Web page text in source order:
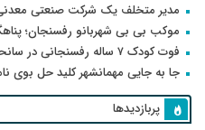
مدیر متخلف یک شرکت صنعتی معدنی
موکب بی بی شهربانو رفسنجان؛
فوت کودک ۷ ساله رفسنجانی در سانحه رانندگی
جا به جایی مهمانشهر کلید حل بوی
پربازدیدها